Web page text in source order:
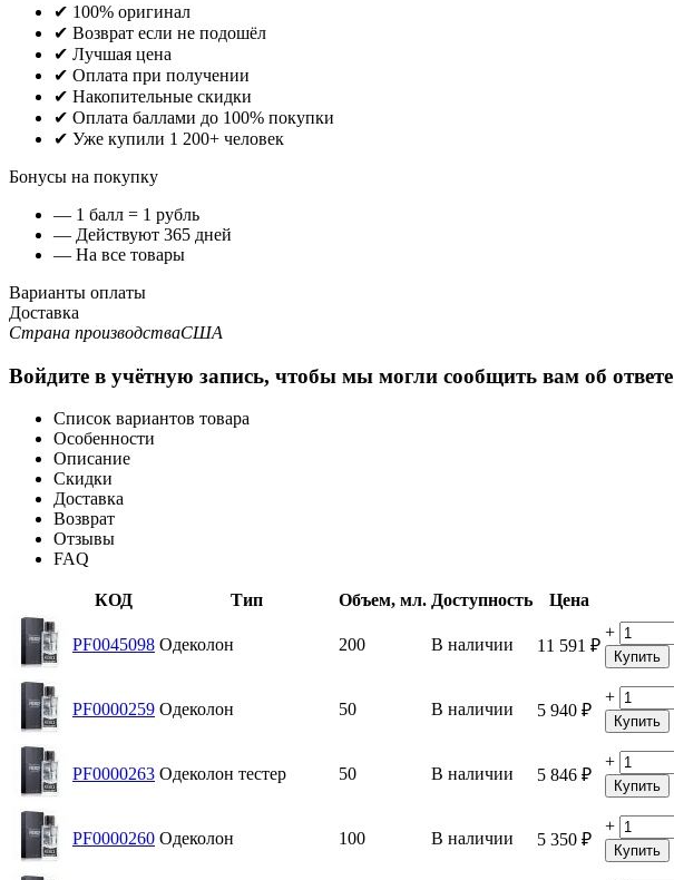
✔ 100% оригинал
✔ Возврат если не подошёл
✔ Лучшая цена
✔ Оплата при получении
✔ Накопительные скидки
✔ Оплата баллами до 100% покупки
✔ Уже купили 1 200+ человек
Бонусы на покупку
— 1 балл = 1 рубль
— Действуют 365 дней
— На все товары
Варианты оплаты
Доставка
Страна производстваСША
Войдите в учётную запись, чтобы мы могли сообщить вам об ответе
Список вариантов товара
Особенности
Описание
Скидки
Доставка
Возврат
Отзывы
FAQ
КОД Тип Объем, мл. Доступность Цена
PF0045098 Одеколон 200 В наличии 11 591 ₽
+
Купить
PF0000259 Одеколон 50 В наличии 5 940 ₽
+
Купить
PF0000263 Одеколон тестер 50 В наличии 5 846 ₽
+
Купить
PF0000260 Одеколон 100 В наличии 5 350 ₽
+
Купить